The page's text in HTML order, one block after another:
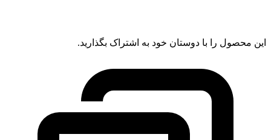
این محصول را با دوستان خود به اشتراک بگذارید.